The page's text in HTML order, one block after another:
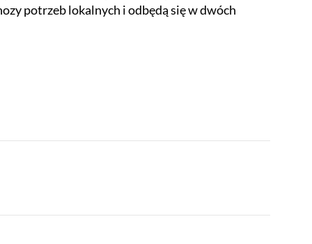
potrzeb lokalnych i odbędą się w dwóch